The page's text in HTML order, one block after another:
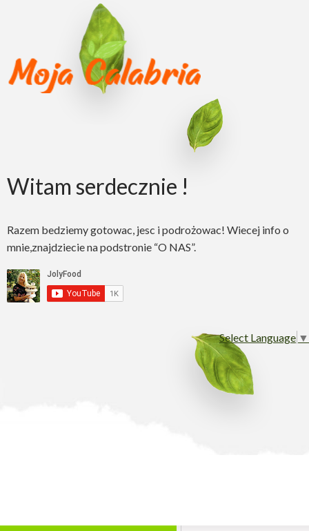
Witam serdecznie !
Razem bedziemy gotowac, jesc i podrożowac! Wiecej info o
mnie,znajdziecie na podstronie “O NAS”.
Select Language ▼